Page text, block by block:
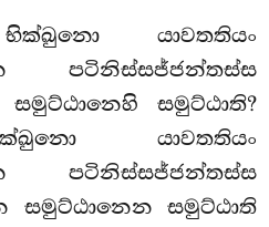
භික්ඛුනො යාවතතියං
පටිනිස්සජ්ජන්තස්ස
සමුට්ඨාති?
යාවතතියං
පටිනිස්සජ්ජන්තස්ස
සමුට්ඨානෙන සමුට්ඨාති